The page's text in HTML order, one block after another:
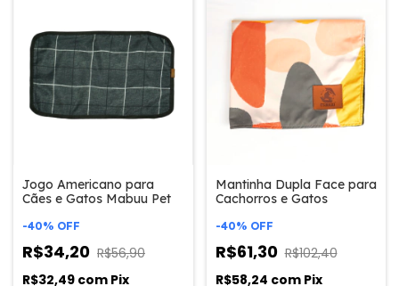
Jogo Americano para
Cães e Gatos Mabuu Pet
-40% OFF
R$34,20 R$56,90
R$32,49 com Pix
Mantinha Dupla Face para
Cachorros e Gatos
-40% OFF
R$61,30 R$102,40
R$58,24 com Pix